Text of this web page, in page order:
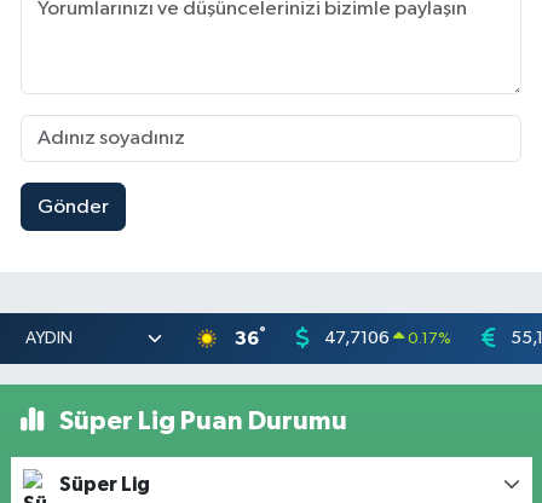
Gönder
36° 47,7106 0.17%
Süper Lig Puan Durumu
Süper Lig